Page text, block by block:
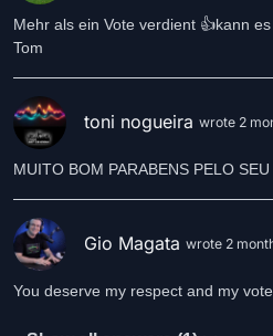
Mehr als ein Vote verdient 👍kann
Tom
toni nogueira wrote 2
MUITO BOM PARABENS PELO
Gio Magata wrote 2
You deserve my respect and my